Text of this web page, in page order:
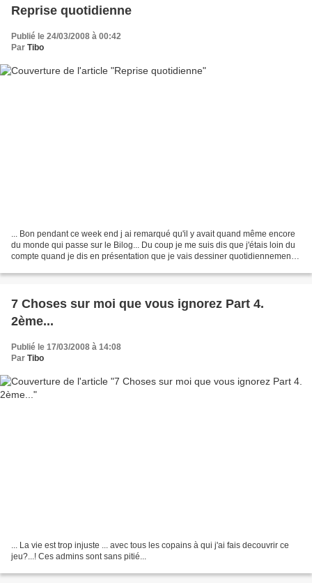
Reprise quotidienne
Publié le 24/03/2008 à 00:42
Par Tibo
... Bon pendant ce week end j ai remarqué qu'il y avait quand même encore
du monde qui passe sur le Bilog... Du coup je me suis dis que j'étais loin du
compte quand je dis en présentation que je vais dessiner quotidiennement
7 Choses sur moi que vous ignorez Part 4.
2ème...
Publié le 17/03/2008 à 14:08
Par Tibo
... La vie est trop injuste ... avec tous les copains à qui j'ai fais decouvrir ce
jeu?...! Ces admins sont sans pitié...